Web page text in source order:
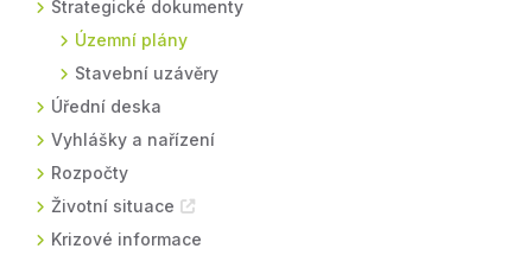
Strategické dokumenty
Územní plány
Stavební uzávěry
Úřední deska
Vyhlášky a nařízení
Rozpočty
Životní situace
Krizové informace